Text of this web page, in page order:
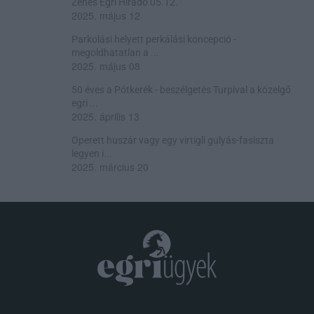
2025. május 12
Parkolási helyett perkálási koncepció -
megoldhatatlan a ...
2025. május 08
50 éves a Pótkerék - beszélgetés Turpival a közelgő
egri ...
2025. április 13
Operett huszár vagy egy virtigli gulyás-fasiszta
legyen i...
2025. március 20